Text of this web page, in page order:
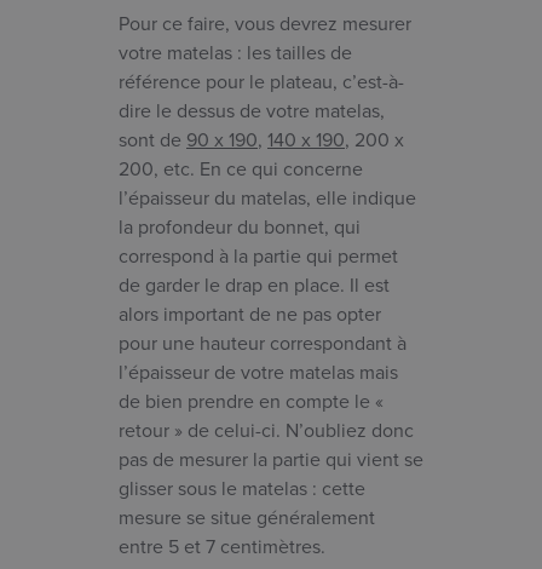
Pour ce faire, vous devrez mesurer
votre matelas : les tailles de
référence pour le plateau, c’est-à-
dire le dessus de votre matelas,
sont de 90 x 190, 140 x 190, 200 x
200, etc. En ce qui concerne
l’épaisseur du matelas, elle indique
la profondeur du bonnet, qui
correspond à la partie qui permet
de garder le drap en place. Il est
alors important de ne pas opter
pour une hauteur correspondant à
l’épaisseur de votre matelas mais
de bien prendre en compte le «
retour » de celui-ci. N’oubliez donc
pas de mesurer la partie qui vient se
glisser sous le matelas : cette
mesure se situe généralement
entre 5 et 7 centimètres.